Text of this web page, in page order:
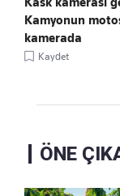
Kamyonun
kamerada
Kaydet
ÖNE